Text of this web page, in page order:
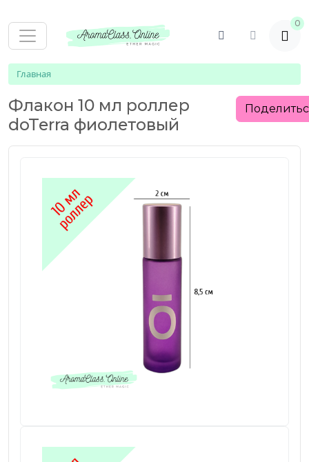
0
Главная
Флакон 10 мл роллер
doTerra фиолетовый